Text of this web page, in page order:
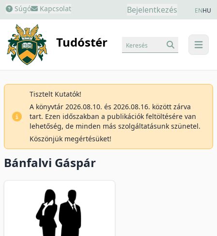
Súgó Kapcsolat Bejelentkezés ENHU
Tudóstér menu
Keresés
Tisztelt Kutatók!
A könyvtár 2026.08.10. és 2026.08.16. között zárva
tart. Ezen időszakban a publikációk feltöltésére van
lehetőség, de minden más szolgáltatásunk szünetel.
Köszönjük megértésüket!
Bánfalvi Gáspár